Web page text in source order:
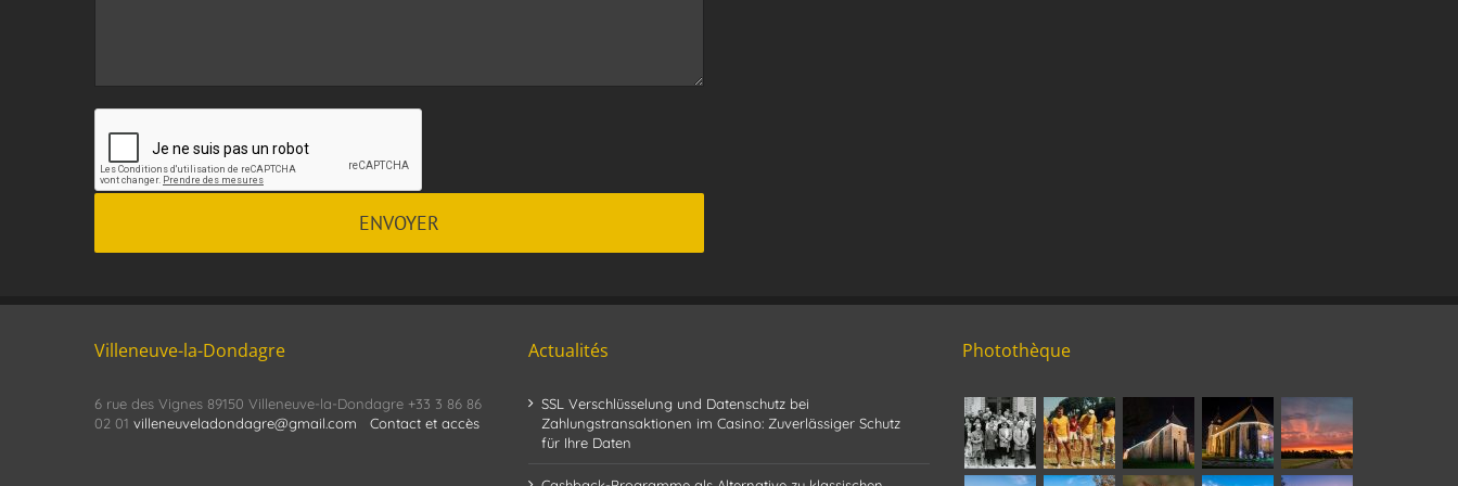
Villeneuve-la-Dondagre
6 rue des Vignes 89150 Villeneuve-la-Dondagre +33 3 86 86
02 01 villeneuveladondagre@gmail.com Contact et accès
Actualités
SSL Verschlüsselung und Datenschutz bei
Zahlungstransaktionen im Casino: Zuverlässiger Schutz
für Ihre Daten
Photothèque